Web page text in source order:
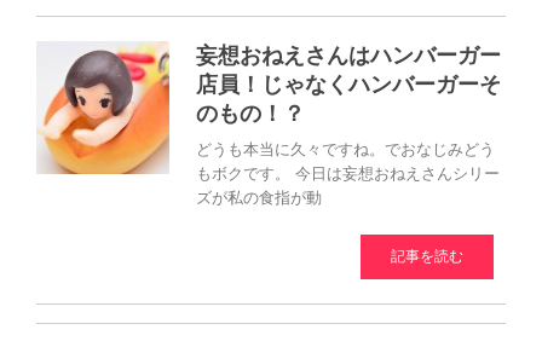
妄想おねえさんはハンバーガー
店員！じゃなくハンバーガーそ
のもの！？
どうも本当に久々ですね。でおなじみどう
もボクです。 今日は妄想おねえさんシリー
ズが私の食指が動
記事を読む